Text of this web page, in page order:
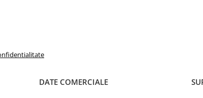
DATE COMERCIALE